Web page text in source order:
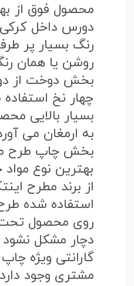
محصول فوق از
دورس داخل
رنگ بسیار پر
روشن یا همان
بخش دوخت از
چهار نخ
بسیار بالایی
به ارمغان می
بخش چاپ طرح
از برند مطرح
استفاده شده
روی محصول
دچار مشکل
گارانتی ویژه
مشتری وجود دارد